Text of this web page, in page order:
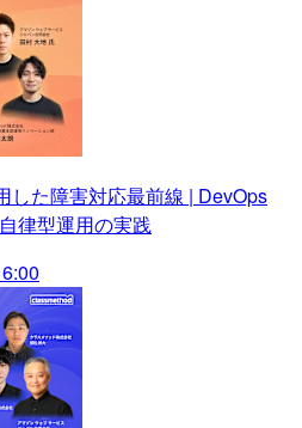
した障害対応最前線 | DevOps
律型運用の実践